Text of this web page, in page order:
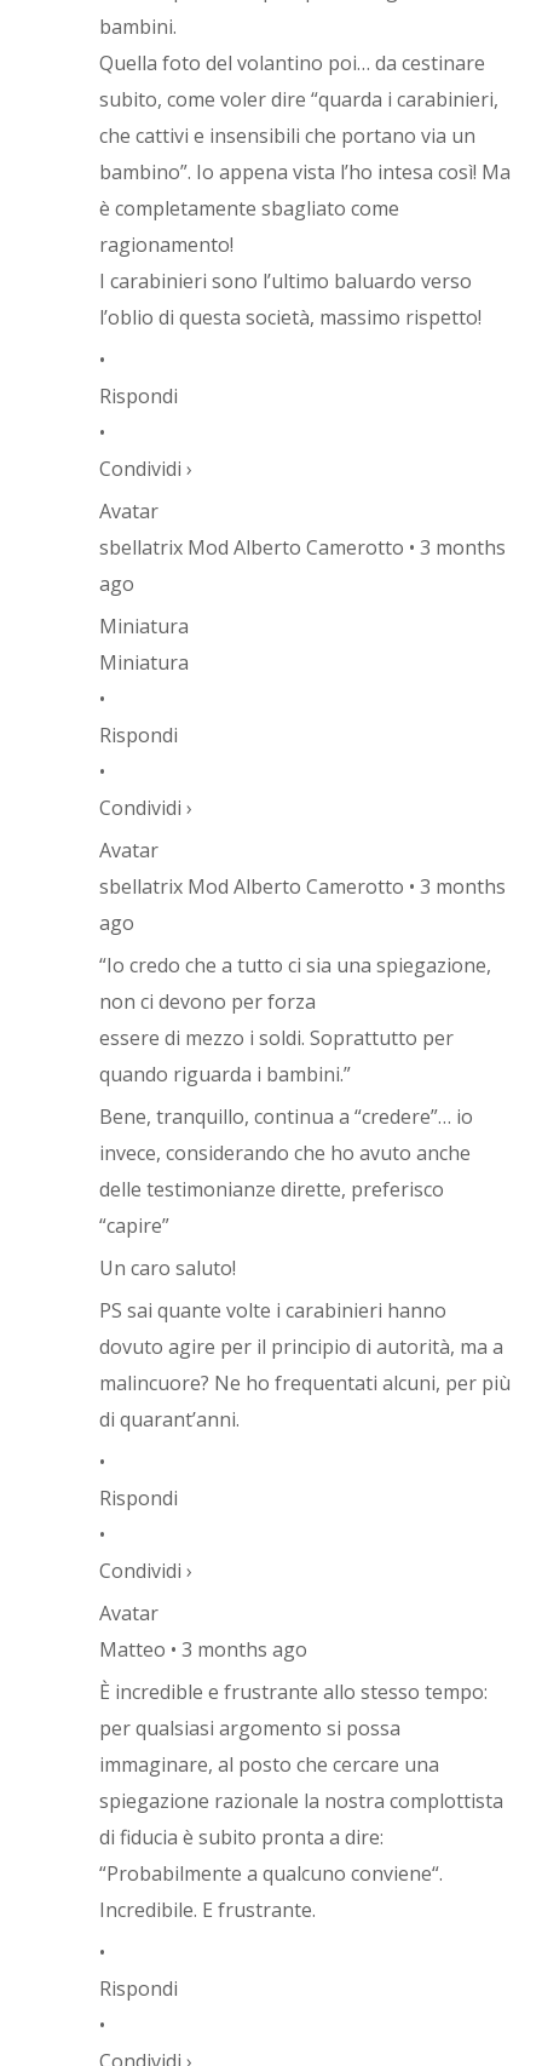
bambini.
Quella foto del volantino poi… da cestinare
subito, come voler dire “quarda i carabinieri,
che cattivi e insensibili che portano via un
bambino”. Io appena vista l’ho intesa così! Ma
è completamente sbagliato come
ragionamento!
I carabinieri sono l’ultimo baluardo verso
l’oblio di questa società, massimo rispetto!
•
Rispondi
•
Condividi ›
Avatar
sbellatrix Mod Alberto Camerotto • 3 months
ago
Miniatura
Miniatura
•
Rispondi
•
Condividi ›
Avatar
sbellatrix Mod Alberto Camerotto • 3 months
ago
“Io credo che a tutto ci sia una spiegazione,
non ci devono per forza
essere di mezzo i soldi. Soprattutto per
quando riguarda i bambini.”
Bene, tranquillo, continua a “credere”… io
invece, considerando che ho avuto anche
delle testimonianze dirette, preferisco
“capire”
Un caro saluto!
PS sai quante volte i carabinieri hanno
dovuto agire per il principio di autorità, ma a
malincuore? Ne ho frequentati alcuni, per più
di quarant’anni.
•
Rispondi
•
Condividi ›
Avatar
Matteo • 3 months ago
È incredible e frustrante allo stesso tempo:
per qualsiasi argomento si possa
immaginare, al posto che cercare una
spiegazione razionale la nostra complottista
di fiducia è subito pronta a dire:
“Probabilmente a qualcuno conviene“.
Incredibile. E frustrante.
•
Rispondi
•